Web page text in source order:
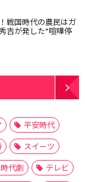
戦国時代の農民はガ
吉が発した“喧嘩停
平安時代
スイーツ
時代劇
テレビ